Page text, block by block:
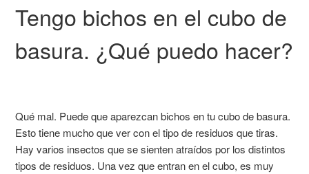
Tengo bichos en el cubo de
basura. ¿Qué puedo hacer?
Qué mal. Puede que aparezcan bichos en tu cubo de basura.
Esto tiene mucho que ver con el tipo de residuos que tiras.
Hay varios insectos que se sienten atraídos por los distintos
tipos de residuos. Una vez que entran en el cubo, es muy